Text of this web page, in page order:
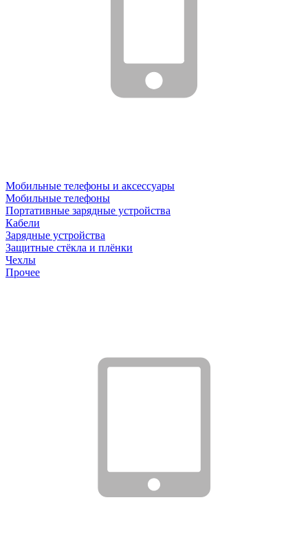
Мобильные телефоны и аксессуары
Мобильные телефоны
Портативные зарядные устройства
Кабели
Зарядные устройства
Защитные стёкла и плёнки
Чехлы
Прочее